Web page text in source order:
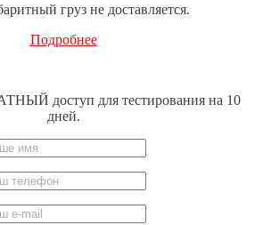
груз не доставляется.
Подробнее
доступ для тестирования на 10
дней.